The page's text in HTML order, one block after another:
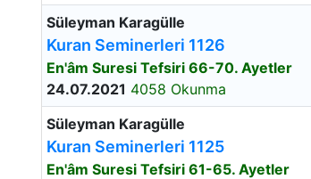
Süleyman Karagülle
Kuran Seminerleri 1126
En'âm Suresi Tefsiri 66-70. Ayetler
24.07.2021 4058 Okunma
Süleyman Karagülle
Kuran Seminerleri 1125
En'âm Suresi Tefsiri 61-65. Ayetler